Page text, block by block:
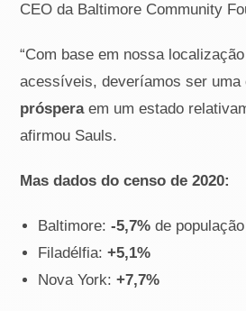
CEO da Baltimore Community
“Com base em nossa
acessíveis, deveríamos ser uma
prósperaem um estado
afirmou Sauls.
Mas dados do censo de 2020:
Baltimore:-5,7% de população
Filadélfia:+5,1%
Nova York:+7,7%